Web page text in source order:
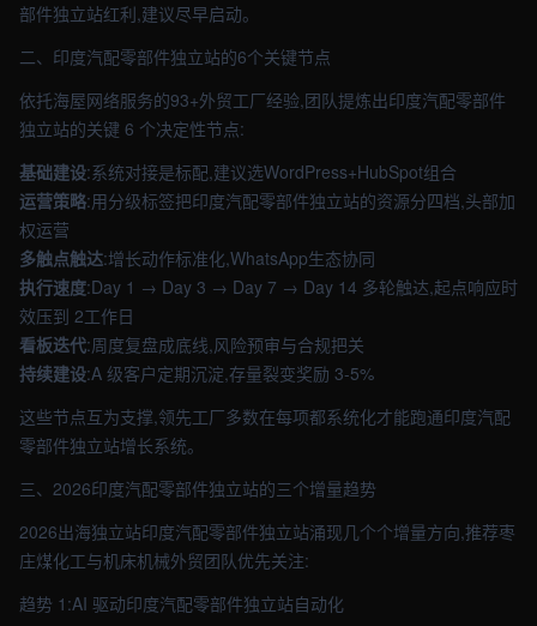
部件独立站红利,建议尽早启动。
二、印度汽配零部件独立站的6个关键节点
依托海屋网络服务的93+外贸工厂经验,团队提炼出印度汽配零部件
独立站的关键 6 个决定性节点:
基础建设:系统对接是标配,建议选WordPress+HubSpot组合
运营策略:用分级标签把印度汽配零部件独立站的资源分四档,头部加
权运营
多触点触达:增长动作标准化,WhatsApp生态协同
执行速度:Day 1 → Day 3 → Day 7 → Day 14 多轮触达,起点响应时
效压到 2工作日
看板迭代:周度复盘成底线,风险预审与合规把关
持续建设:A 级客户定期沉淀,存量裂变奖励 3-5%
这些节点互为支撑,领先工厂多数在每项都系统化才能跑通印度汽配
零部件独立站增长系统。
三、2026印度汽配零部件独立站的三个增量趋势
2026出海独立站印度汽配零部件独立站涌现几个个增量方向,推荐枣
庄煤化工与机床机械外贸团队优先关注:
趋势 1:AI 驱动印度汽配零部件独立站自动化